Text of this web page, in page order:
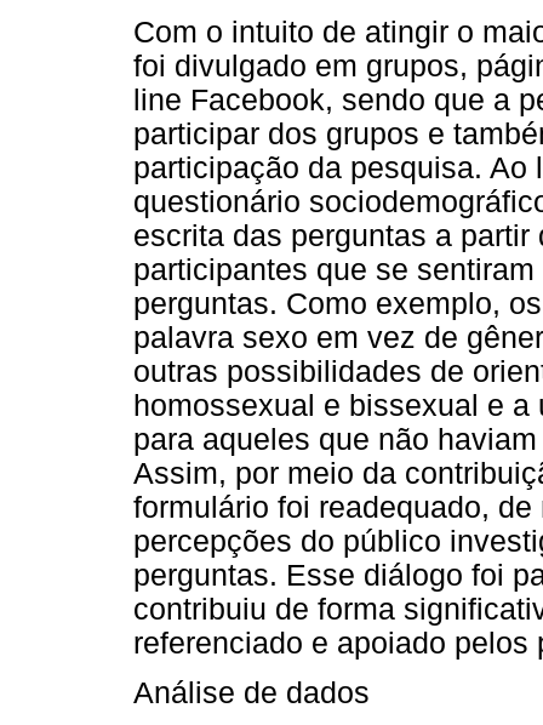
Com o intuito de atingir o
foi divulgado em grupos,
line Facebook, sendo que a
participar dos grupos e
participação da pesquisa. Ao
questionário
escrita das perguntas a
participantes que se
perguntas. Como exemplo,
palavra sexo em vez de
outras possibilidades de
homossexual e bissexual e
para aqueles que não
Assim, por meio da
formulário foi readequado,
percepções do público
perguntas. Esse diálogo foi
contribuiu de forma
referenciado e apoiado pelos
Análise de dados